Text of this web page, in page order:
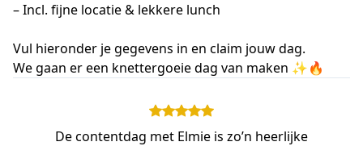
– Incl. fijne locatie & lekkere lunch
Vul hieronder je gegevens in en claim jouw dag.
We gaan er een knettergoeie dag van maken ✨🔥
De contentdag met Elmie is zo’n heerlijke